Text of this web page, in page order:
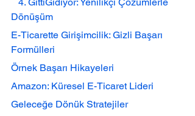
Dönüşüm
E-Ticarette Girişimcilik: Gizli Başarı
Formülleri
Örnek Başarı Hikayeleri
Amazon: Küresel E-Ticaret Lideri
Geleceğe Dönük Stratejiler